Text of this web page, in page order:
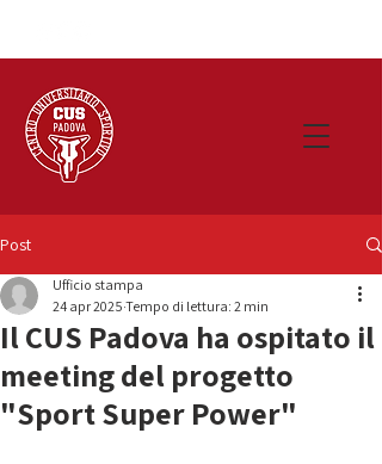
Post
Il CUS Padova ha ospitato il
meeting del progetto
"Sport Super Power"
Ufficio stampa
24 apr 2025 Tempo di lettura: 2 min